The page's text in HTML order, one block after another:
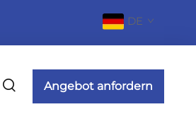
DE
Angebot anfordern